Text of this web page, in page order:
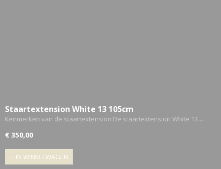
Staartextension White 13 105cm
Kenmerken van de staartextension De staartextension White 13…
€ 350,00
IN WINKELWAGEN